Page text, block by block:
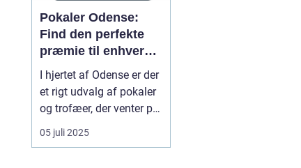
Pokaler Odense:
Find den perfekte
præmie til enhver
begivenhed
I hjertet af Odense er der
et rigt udvalg af pokaler
og trofæer, der venter på
at blive opdaget. Uanset
om du planlægger en
05 juli 2025